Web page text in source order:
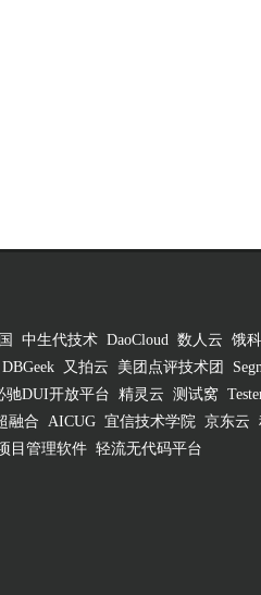
中生代技术 DaoCloud 数人云 饿
DBGeek 又拍云 美团点评技术团
驰DUI开放平台 精灵云 测试窝
融合 AICUG 宜信技术学院 京东云
目管理软件 轻流无代码平台